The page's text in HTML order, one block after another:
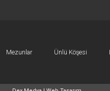
Mezunlar Ünlü Köşesi